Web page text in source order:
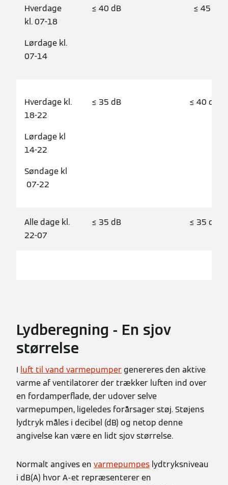
Hverdage
kl. 07-18
Lørdage kl.
07-14
≤ 40 dB ≤ 45 dB
Hverdage kl.
18-22
Lørdage kl
14-22
Søndage kl
07-22
≤ 35 dB ≤ 40 dB
Alle dage kl.
22-07
≤ 35 dB ≤ 35 dB
Lydberegning - En sjov
størrelse
I luft til vand varmepumpergenereres den aktive
varme af ventilatorer der trækker luften ind over
en fordamperflade, der udover selve
varmepumpen, ligeledes forårsager støj. Støjens
lydtryk måles i decibel (dB) og netop denne
angivelse kan være en lidt sjov størrelse.
Normalt angives en varmepumpes lydtryksniveau
i dB(A) hvor A-et repræsenterer en